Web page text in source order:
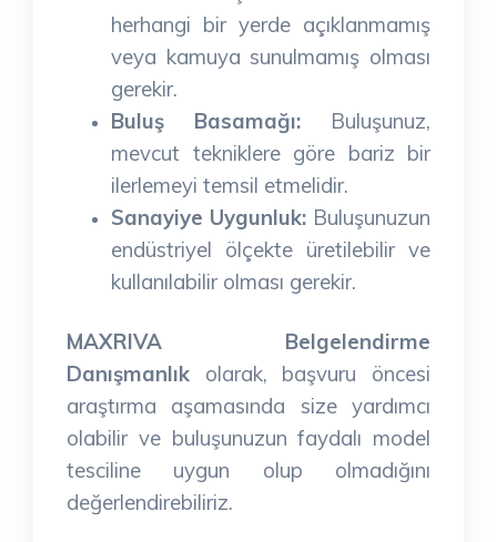
herhangi bir yerde açıklanmamış
veya kamuya sunulmamış olması
gerekir.
Buluş Basamağı: Buluşunuz,
mevcut tekniklere göre bariz bir
ilerlemeyi temsil etmelidir.
Sanayiye Uygunluk: Buluşunuzun
endüstriyel ölçekte üretilebilir ve
kullanılabilir olması gerekir.
MAXRIVA Belgelendirme
Danışmanlık olarak, başvuru öncesi
araştırma aşamasında size yardımcı
olabilir ve buluşunuzun faydalı model
tesciline uygun olup olmadığını
değerlendirebiliriz.